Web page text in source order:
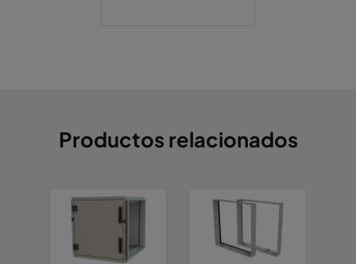
Productos relacionados